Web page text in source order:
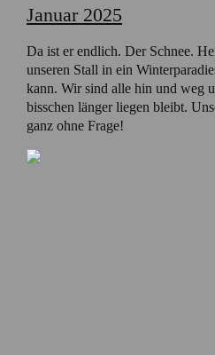
Januar 2025
Da ist er endlich. Der Schnee.
unseren Stall in ein
kann. Wir sind alle hin und weg
bisschen länger liegen bleibt.
ganz ohne Frage!